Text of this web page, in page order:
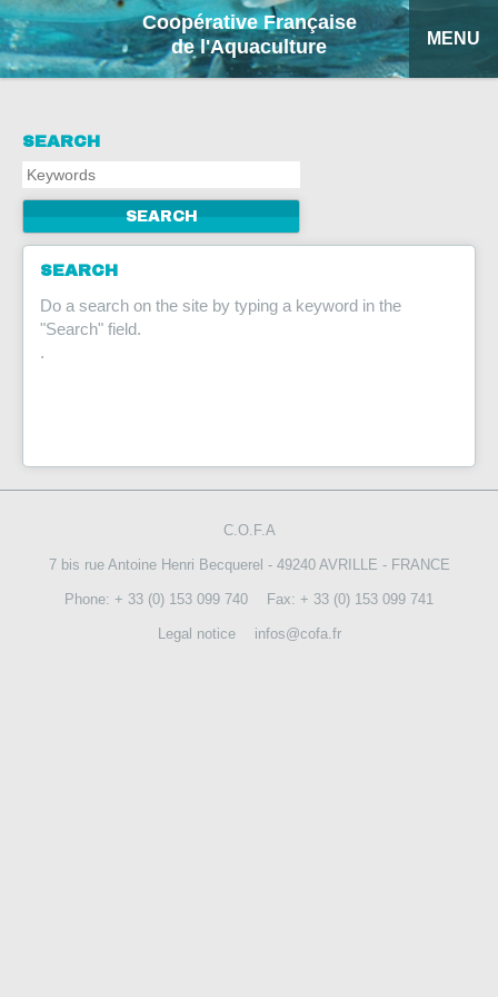
Coopérative Française
de l'Aquaculture
MENU
FACTSHEETS
COFA
MY QUOTATION
SEARCH
SEARCH
Do a search on the site by typing a keyword in the
"Search" field.
.
C.O.F.A
7 bis rue Antoine Henri Becquerel - 49240 AVRILLE - FRANCE
Phone: + 33 (0) 153 099 740 Fax: + 33 (0) 153 099 741
Legal notice infos@cofa.fr